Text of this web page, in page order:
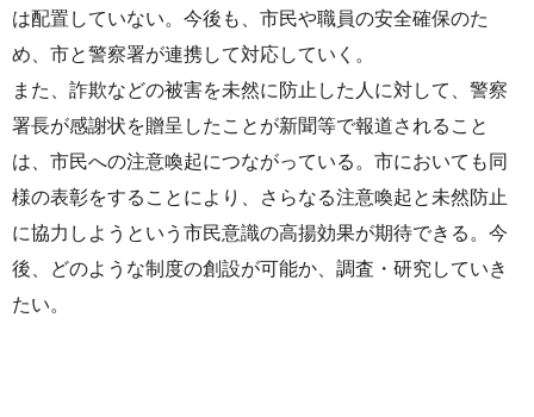
は配置していない。今後も、市民や職員の安全確保のた
め、市と警察署が連携して対応していく。
また、詐欺などの被害を未然に防止した人に対して、警察
署長が感謝状を贈呈したことが新聞等で報道されること
は、市民への注意喚起につながっている。市においても同
様の表彰をすることにより、さらなる注意喚起と未然防止
に協力しようという市民意識の高揚効果が期待できる。今
後、どのような制度の創設が可能か、調査・研究していき
たい。